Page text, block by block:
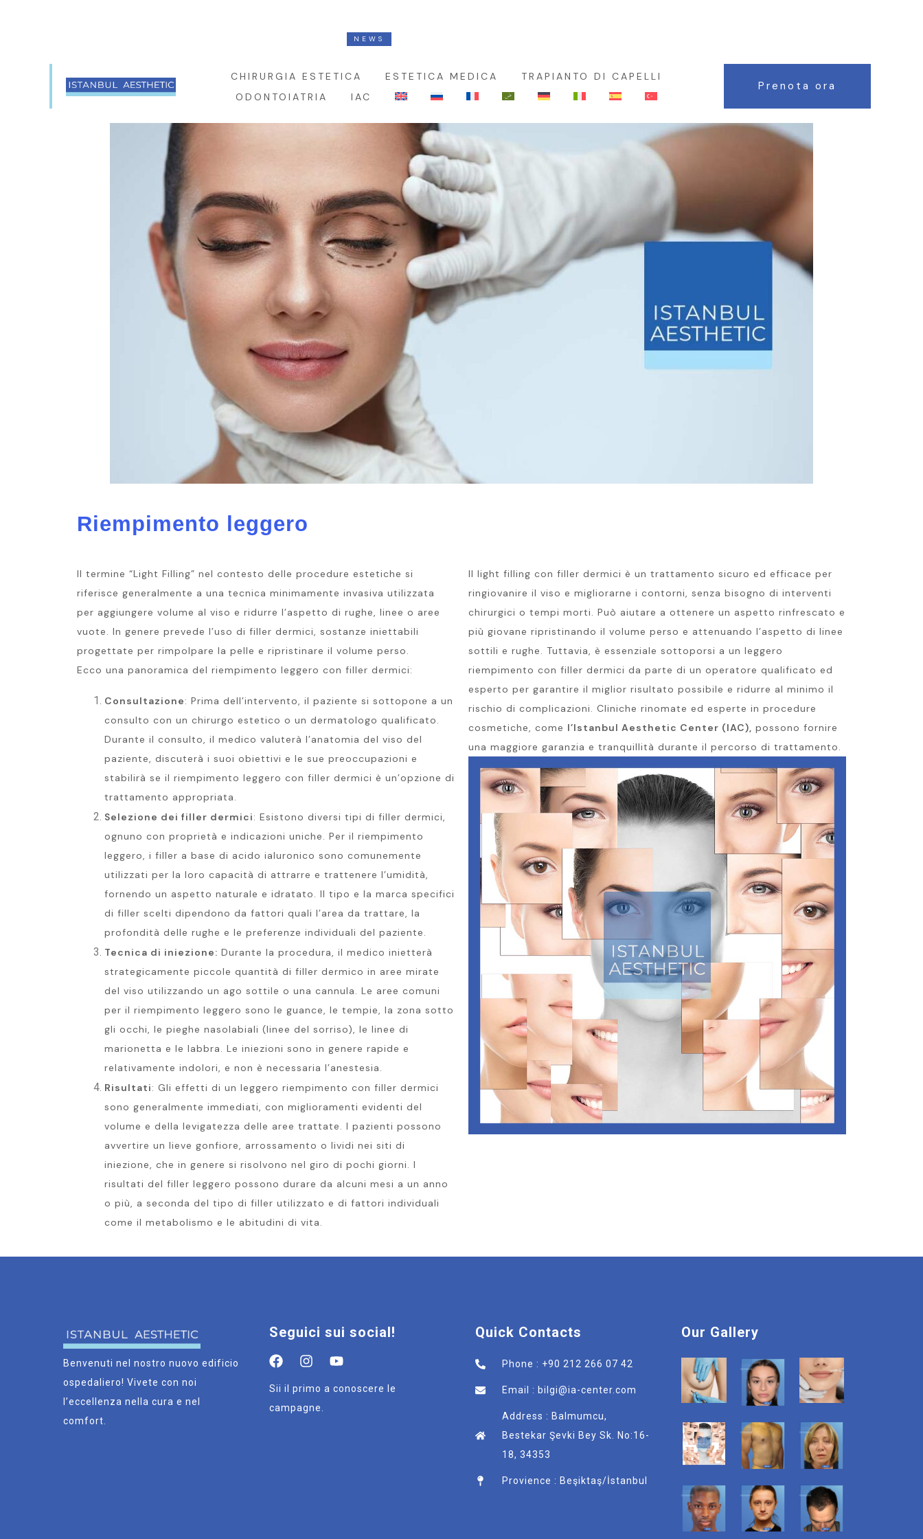
GET YOUR SALE NOW
CHIRURGIA ESTETICA ESTETICA MEDICA
TRAPIANTO DI CAPELLI
ODONTOIATRIA
IAC
Prenota ora
Riempimento leggero
Il termine “Light Filling” nel contesto delle procedure estetiche si
riferisce generalmente a una tecnica minimamente invasiva utilizzata
per aggiungere volume al viso e ridurre l’aspetto di rughe, linee o aree
vuote. In genere prevede l’uso di filler dermici, sostanze iniettabili
progettate per rimpolpare la pelle e ripristinare il volume perso.
Ecco una panoramica del riempimento leggero con filler dermici:
Consultazione: Prima dell’intervento, il paziente si sottopone a un
consulto con un chirurgo estetico o un dermatologo qualificato.
Durante il consulto, il medico valuterà l’anatomia del viso del
paziente, discuterà i suoi obiettivi e le sue preoccupazioni e
stabilirà se il riempimento leggero con filler dermici è un’opzione di
trattamento appropriata.
Selezione dei filler dermici: Esistono diversi tipi di filler dermici,
ognuno con proprietà e indicazioni uniche. Per il riempimento
leggero, i filler a base di acido ialuronico sono comunemente
utilizzati per la loro capacità di attrarre e trattenere l’umidità,
fornendo un aspetto naturale e idratato. Il tipo e la marca specifici
di filler scelti dipendono da fattori quali l’area da trattare, la
profondità delle rughe e le preferenze individuali del paziente.
Tecnica di iniezione: Durante la procedura, il medico inietterà
strategicamente piccole quantità di filler dermico in aree mirate
del viso utilizzando un ago sottile o una cannula. Le aree comuni
per il riempimento leggero sono le guance, le tempie, la zona sotto
gli occhi, le pieghe nasolabiali (linee del sorriso), le linee di
marionetta e le labbra. Le iniezioni sono in genere rapide e
relativamente indolori, e non è necessaria l’anestesia.
Risultati: Gli effetti di un leggero riempimento con filler dermici
sono generalmente immediati, con miglioramenti evidenti del
volume e della levigatezza delle aree trattate. I pazienti possono
avvertire un lieve gonfiore, arrossamento o lividi nei siti di
iniezione, che in genere si risolvono nel giro di pochi giorni. I
risultati del filler leggero possono durare da alcuni mesi a un anno
o più, a seconda del tipo di filler utilizzato e di fattori individuali
come il metabolismo e le abitudini di vita.
Il light filling con filler dermici è un trattamento sicuro ed efficace per
ringiovanire il viso e migliorarne i contorni, senza bisogno di interventi
chirurgici o tempi morti. Può aiutare a ottenere un aspetto rinfrescato e
più giovane ripristinando il volume perso e attenuando l’aspetto di linee
sottili e rughe. Tuttavia, è essenziale sottoporsi a un leggero
riempimento con filler dermici da parte di un operatore qualificato ed
esperto per garantire il miglior risultato possibile e ridurre al minimo il
rischio di complicazioni. Cliniche rinomate ed esperte in procedure
cosmetiche, come l’Istanbul Aesthetic Center (IAC), possono fornire
una maggiore garanzia e tranquillità durante il percorso di trattamento.
Benvenuti nel nostro nuovo edificio
ospedaliero! Vivete con noi
l’eccellenza nella cura e nel
comfort.
Seguici sui social!
Sii il primo a conoscere le
campagne.
Quick Contacts
Phone : +90 212 266 07 42
Email : bilgi@ia-center.com
Address : Balmumcu,
Bestekar Şevki Bey Sk. No:16-
18, 34353
Provience : Beşiktaş/İstanbul
Our Gallery